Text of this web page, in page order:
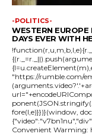
-POLITICS-
WESTERN EUROPE
DAYS EVER WITH
"https://rumble.com/
fore(l,e)}})}(window,
Convenient Warming: